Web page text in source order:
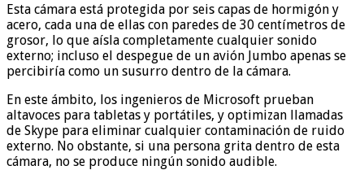
Esta cámara está protegida por seis capas de hormigón y
acero, cada una de ellas con paredes de 30 centímetros de
grosor, lo que aísla completamente cualquier sonido
externo; incluso el despegue de un avión Jumbo apenas se
percibiría como un susurro dentro de la cámara.
En este ámbito, los ingenieros de Microsoft prueban
altavoces para tabletas y portátiles, y optimizan llamadas
de Skype para eliminar cualquier contaminación de ruido
externo. No obstante, si una persona grita dentro de esta
cámara, no se produce ningún sonido audible.